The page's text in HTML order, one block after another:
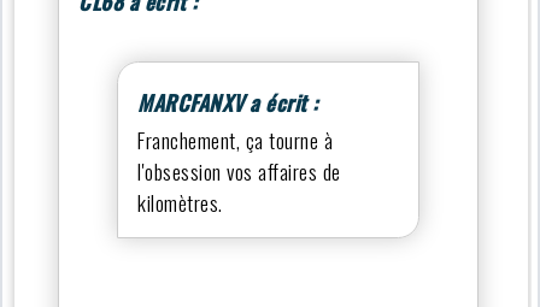
MARCFANXV a écrit :
Franchement, ça tourne à
l'obsession vos affaires de
kilomètres.